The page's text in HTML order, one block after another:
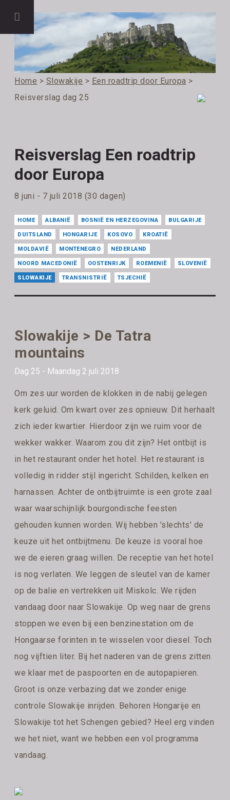
Home > Slowakije > Een roadtrip door Europa >
Reisverslag dag 25
Reisverslag Een roadtrip
door Europa
8 juni - 7 juli 2018 (30 dagen)
HOME ALBANIË BOSNIË EN HERZEGOVINA BULGARIJE
DUITSLAND HONGARIJE KOSOVO KROATIË
MOLDAVIË MONTENEGRO NEDERLAND
NOORD MACEDONIË OOSTENRIJK ROEMENIË SLOVENIË
SLOWAKIJE TRANSNISTRIË TSJECHIË
Slowakije > De Tatra
mountains
Dag 25 - Maandag 2 juli 2018
Om zes uur worden de klokken in de nabij gelegen
kerk geluid. Om kwart over zes opnieuw. Dit herhaalt
zich ieder kwartier. Hierdoor zijn we ruim voor de
wekker wakker. Waarom zou dit zijn? Het ontbijt is
in het restaurant onder het hotel. Het restaurant is
volledig in ridder stijl ingericht. Schilden, kelken en
harnassen. Achter de ontbijtruimte is een grote zaal
waar waarschijnlijk bourgondische feesten
gehouden kunnen worden. Wij hebben 'slechts' de
keuze uit het ontbijtmenu. De keuze is vooral hoe
we de eieren graag willen. De receptie van het hotel
is nog verlaten. We leggen de sleutel van de kamer
op de balie en vertrekken uit Miskolc. We rijden
vandaag door naar Slowakije. Op weg naar de grens
stoppen we even bij een benzinestation om de
Hongaarse forinten in te wisselen voor diesel. Toch
nog vijftien liter. Bij het naderen van de grens zitten
we klaar met de paspoorten en de autopapieren.
Groot is onze verbazing dat we zonder enige
controle Slowakije inrijden. Behoren Hongarije en
Slowakije tot het Schengen gebied? Heel erg vinden
we het niet, want we hebben een vol programma
vandaag.